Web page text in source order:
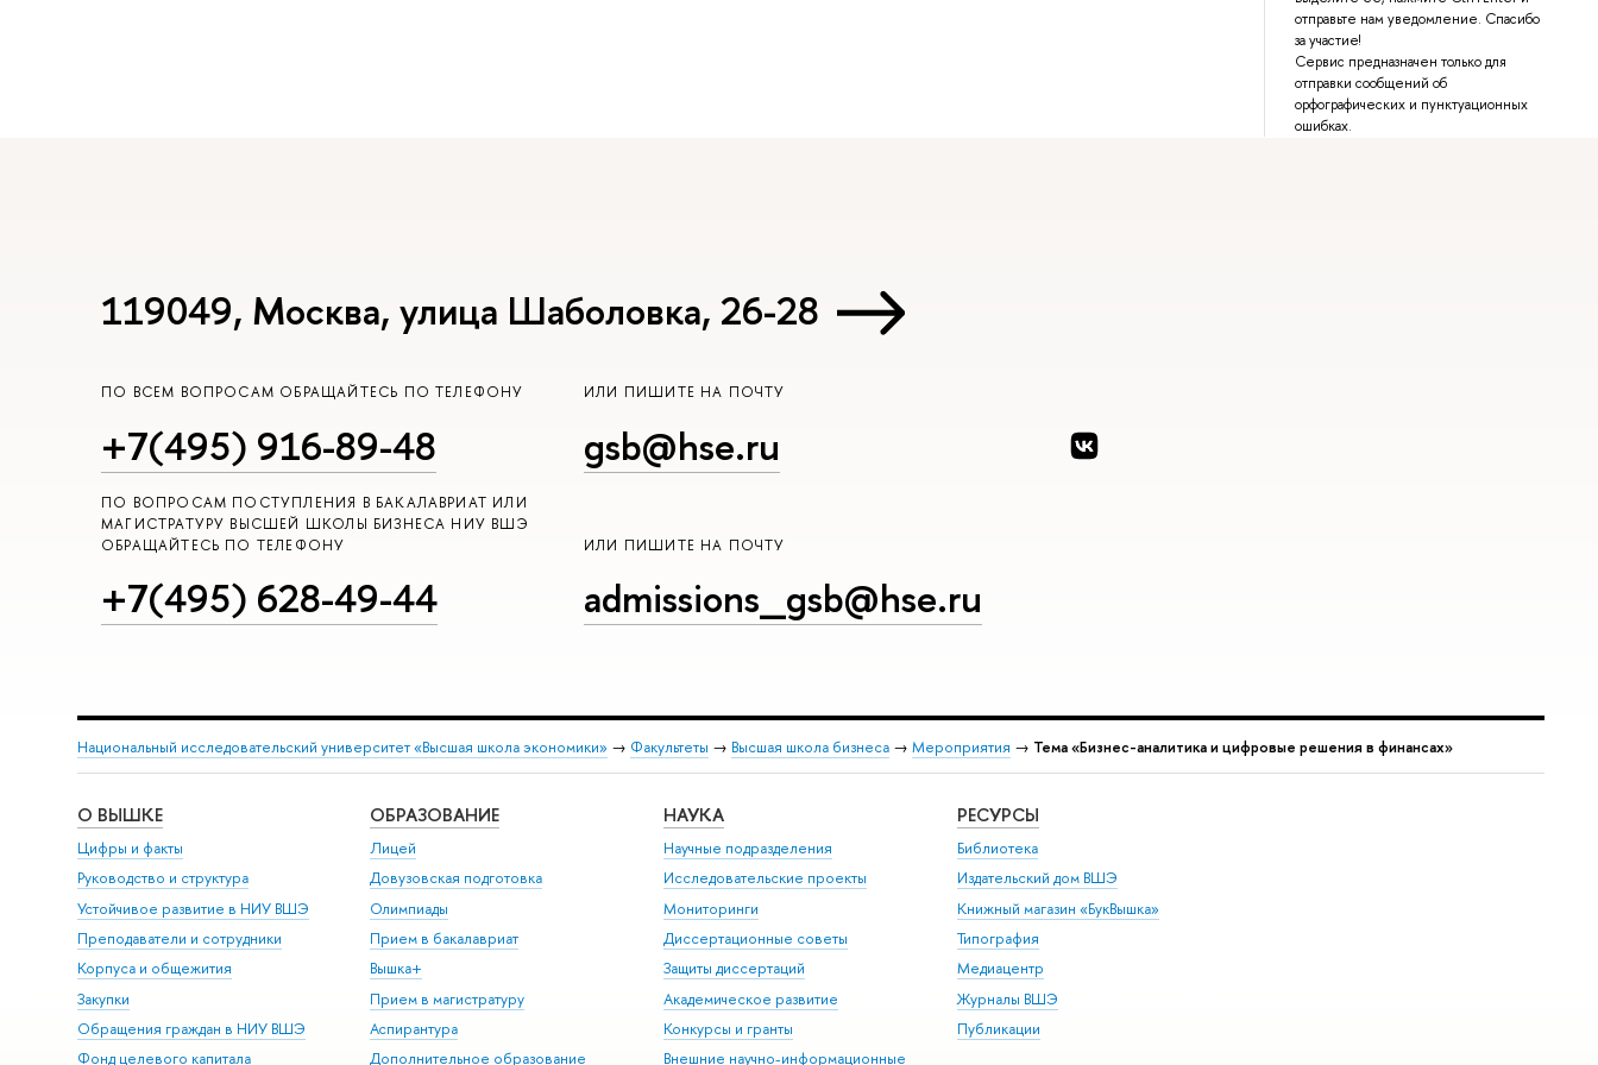
отправьте нам уведомление. Спасибо
за участие!
Сервис предназначен только для
отправки сообщений об
орфографических и пунктуационных
ошибках.
119049, Москва, улица Шаболовка, 26-28
ПО ВСЕМ ВОПРОСАМ ОБРАЩАЙТЕСЬ ПО ТЕЛЕФОНУ
+7(495) 916-89-48
ИЛИ ПИШИТЕ НА ПОЧТУ
gsb@hse.ru
ПО ВОПРОСАМ ПОСТУПЛЕНИЯ В БАКАЛАВРИАТ ИЛИ
МАГИСТРАТУРУ ВЫСШЕЙ ШКОЛЫ БИЗНЕСА НИУ ВШЭ
ОБРАЩАЙТЕСЬ ПО ТЕЛЕФОНУ
+7(495) 628-49-44
ИЛИ ПИШИТЕ НА ПОЧТУ
admissions_gsb@hse.ru
Национальный исследовательский университет «Высшая школа экономики» → Факультеты → Высшая школа бизнеса→ Мероприятия → Тема «Бизнес-аналитика и цифровые решения в финансах»
О ВЫШКЕ
Цифры и факты
Руководство и структура
Устойчивое развитие в НИУ ВШЭ
Преподаватели и сотрудники
Корпуса и общежития
Закупки
Обращения граждан в НИУ ВШЭ
Фонд целевого капитала
ОБРАЗОВАНИЕ
Лицей
Довузовская подготовка
Олимпиады
Прием в бакалавриат
Вышка+
Прием в магистратуру
Аспирантура
Дополнительное образование
НАУКА
Научные подразделения
Исследовательские проекты
Мониторинги
Диссертационные советы
Защиты диссертаций
Академическое развитие
Конкурсы и гранты
Внешние научно-информационные
РЕСУРСЫ
Библиотека
Издательский дом ВШЭ
Книжный магазин «БукВышка»
Типография
Медиацентр
Журналы ВШЭ
Публикации